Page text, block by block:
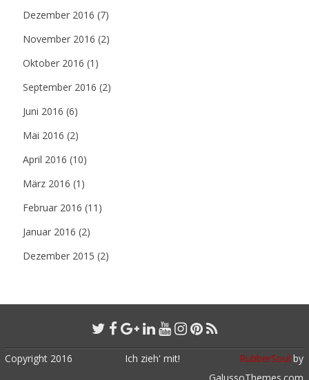
Dezember 2016 (7)
November 2016 (2)
Oktober 2016 (1)
September 2016 (2)
Juni 2016 (6)
Mai 2016 (2)
April 2016 (10)
März 2016 (1)
Februar 2016 (11)
Januar 2016 (2)
Dezember 2015 (2)
Copyright 2016 Ich zieh' mit! RubberSoul by